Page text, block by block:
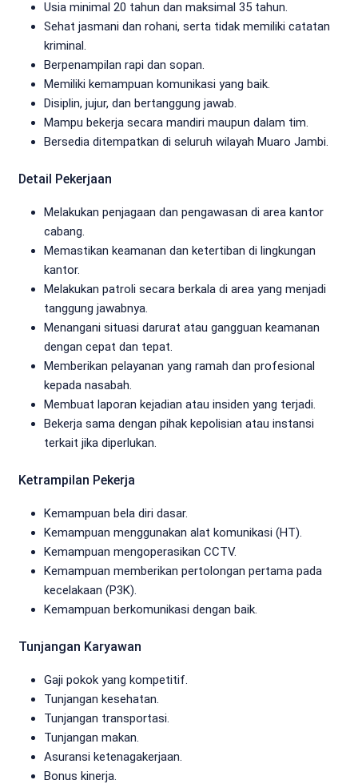
Usia minimal 20 tahun dan maksimal 35 tahun.
Sehat jasmani dan rohani, serta tidak memiliki catatan
kriminal.
Berpenampilan rapi dan sopan.
Memiliki kemampuan komunikasi yang baik.
Disiplin, jujur, dan bertanggung jawab.
Mampu bekerja secara mandiri maupun dalam tim.
Bersedia ditempatkan di seluruh wilayah Muaro Jambi.
Detail Pekerjaan
Melakukan penjagaan dan pengawasan di area kantor
cabang.
Memastikan keamanan dan ketertiban di lingkungan
kantor.
Melakukan patroli secara berkala di area yang menjadi
tanggung jawabnya.
Menangani situasi darurat atau gangguan keamanan
dengan cepat dan tepat.
Memberikan pelayanan yang ramah dan profesional
kepada nasabah.
Membuat laporan kejadian atau insiden yang terjadi.
Bekerja sama dengan pihak kepolisian atau instansi
terkait jika diperlukan.
Ketrampilan Pekerja
Kemampuan bela diri dasar.
Kemampuan menggunakan alat komunikasi (HT).
Kemampuan mengoperasikan CCTV.
Kemampuan memberikan pertolongan pertama pada
kecelakaan (P3K).
Kemampuan berkomunikasi dengan baik.
Tunjangan Karyawan
Gaji pokok yang kompetitif.
Tunjangan kesehatan.
Tunjangan transportasi.
Tunjangan makan.
Asuransi ketenagakerjaan.
Bonus kinerja.